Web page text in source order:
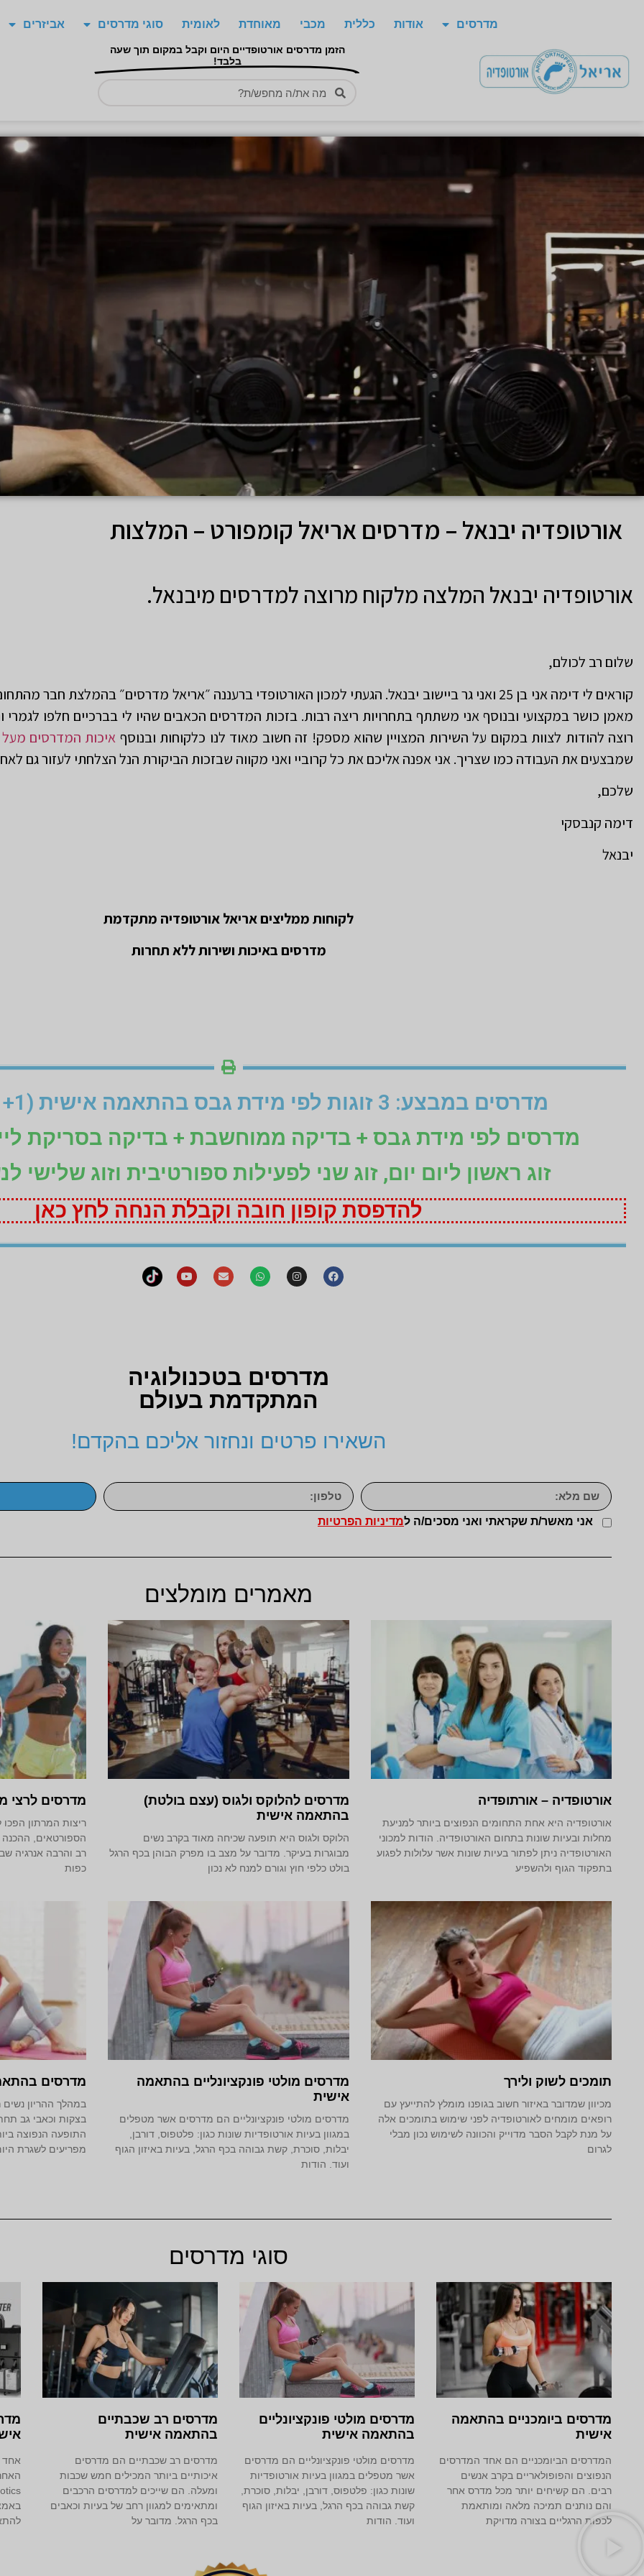
מדרסים אודות כללית מכבי מאוחדת לאומית סוגי מדרסים אביזרים
הזמן מדרסים אורטופדיים היום וקבל במקום תוך שעה
בלבד!
אורטופדיה יבנאל – מדרסים אריאל קומפורט – המלצות
אורטופדיה יבנאל המלצה מלקוח מרוצה למדרסים מיבנאל.
שלום רב לכולם,
קוראים לי דימה אני בן 25 ואני גר ביישוב יבנאל. הגעתי למכון האורטופדי ברעננה ״אריאל מדרסים״ בהמלצת חבר מהתחום בכדי לרכוש
מאמן כושר במקצועי ובנוסף אני משתתף בתחרויות ריצה רבות. בזכות המדרסים הכאבים שהיו לי בברכיים חלפו לגמרי
רוצה להודות לצוות במקום על השירות המצויין שהוא מספק! זה חשוב מאוד לנו כלקוחות ובנוסף איכות המדרסים
שמבצעים את העבודה כמו שצריך. אני אפנה אליכם את כל קרוביי ואני מקווה שבזכות הביקורת הנל הצלחתי לעזור גם
שלכם,
דימה קנבסקי
יבנאל
לקוחות ממליצים אריאל אורטופדיה מתקדמת
מדרסים באיכות ושירות ללא תחרות
מדרסים במבצע: 3 זוגות לפי מידת גבס בהתאמה אישית (1+1+1 חינם)
מדרסים לפי מידת גבס + בדיקה ממוחשבת + בדיקה בסריקת
זוג ראשון ליום יום, זוג שני לפעילות ספורטיבית וזוג שלישי
להדפסת קופון חובה וקבלת הנחה לחץ כאן
מדרסים בטכנולוגיה
המתקדמת בעולם
השאירו פרטים ונחזור אליכם בהקדם!
אני מאשר/ת שקראתי ואני מסכים/ה למדיניות הפרטיות
מאמרים מומלצים
אורטופדיה – אורתופדיה
אורטופדיה היא אחת התחומים הנפוצים ביותר למניעת
מחלות ובעיות שונות בתחום האורטופדיה. הודות למכוני
האורטופדיה ניתן לפתור בעיות שונות אשר עלולות לפגוע
בתפקוד הגוף ולהשפיע
מדרסים להלוקס ולגוס (עצם בולטת)
בהתאמה אישית
הלוקס ולגוס היא תופעה שכיחה מאוד בקרב נשים
מבוגרות בעיקר. מדובר על מצב בו מפרק הבוהן בכף הרגל
בולט כלפי חוץ וגורם למנח לא נכון
מדרסים לרצי
ריצות המרתון
הספורטאים,
רב והרבה אנרגיה
כפות
תומכים לשוק ולירך
מכיוון שמדובר באיזור חשוב בגופנו מומלץ להתייעץ עם
רופאים מומחים לאורטופדיה לפני שימוש בתומכים אלה
על מנת לקבל הסבר מדוייק והכוונה לשימוש נכון מבלי
לגרום
מדרסים מולטי פונקציונליים בהתאמה
אישית
מדרסים מולטי פונקציונליים הם מדרסים אשר מטפלים
במגוון בעיות אורטופדיות שונות כגון: פלטפוס, דורבן,
יבלות, סוכרת, קשת גבוהה בכף הרגל, בעיות באיזון הגוף
ועוד. הודות
מדרסים
במהלך ההריון נשים
בצקות וכאבי גב
התופעה הנפוצה
מפריעים לשגרת
סוגי מדרסים
מדרסים ביומכניים בהתאמה
אישית
המדרסים הביומכניים הם אחד המדרסים
הנפוצים והפופולאריים בקרב אנשים
רבים. הם קשיחים יותר מכל מדרס אחר
והם נותנים תמיכה מלאה ומותאמת
לכפות הרגליים בצורה מדויקת
מדרסים מולטי פונקציונליים
בהתאמה אישית
מדרסים מולטי פונקציונליים הם מדרסים
אשר מטפלים במגוון בעיות אורטופדיות
שונות כגון: פלטפוס, דורבן, יבלות, סוכרת,
קשת גבוהה בכף הרגל, בעיות באיזון הגוף
ועוד. הודות
מדרסים רב שכבתיים
בהתאמה אישית
מדרסים רב שכבתיים הם מדרסים
איכותיים ביותר המכילים חמש שכבות
ומעלה. הם שייכים למדרסים הרכבים
ומתאימים למגוון רחב של בעיות וכאבים
בכף הרגל. מדובר על
אחד